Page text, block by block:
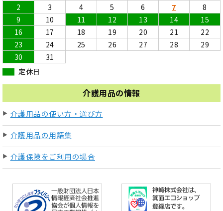
2
3 4 5 6 7
8
9
10 11 12 13 14
15
16
17 18 19 20 21
22
23
24 25 26 27 28
29
30
31
定休日
介護用品の情報
介護用品の使い方・選び方
介護用品の用語集
介護保険をご利用の場合